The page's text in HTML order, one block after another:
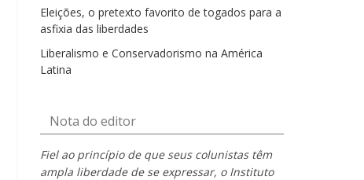
Eleições, o pretexto favorito de togados para a
asfixia das liberdades
Liberalismo e Conservadorismo na América
Latina
Nota do editor
Fiel ao princípio de que seus colunistas têm
ampla liberdade de se expressar, o Instituto